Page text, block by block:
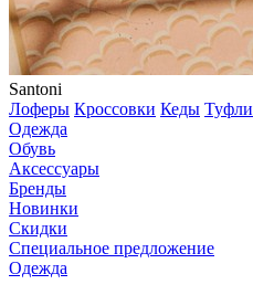
Santoni
Лоферы Кроссовки Кеды Туфли
Одежда
Обувь
Аксессуары
Бренды
Новинки
Скидки
Специальное предложение
Одежда